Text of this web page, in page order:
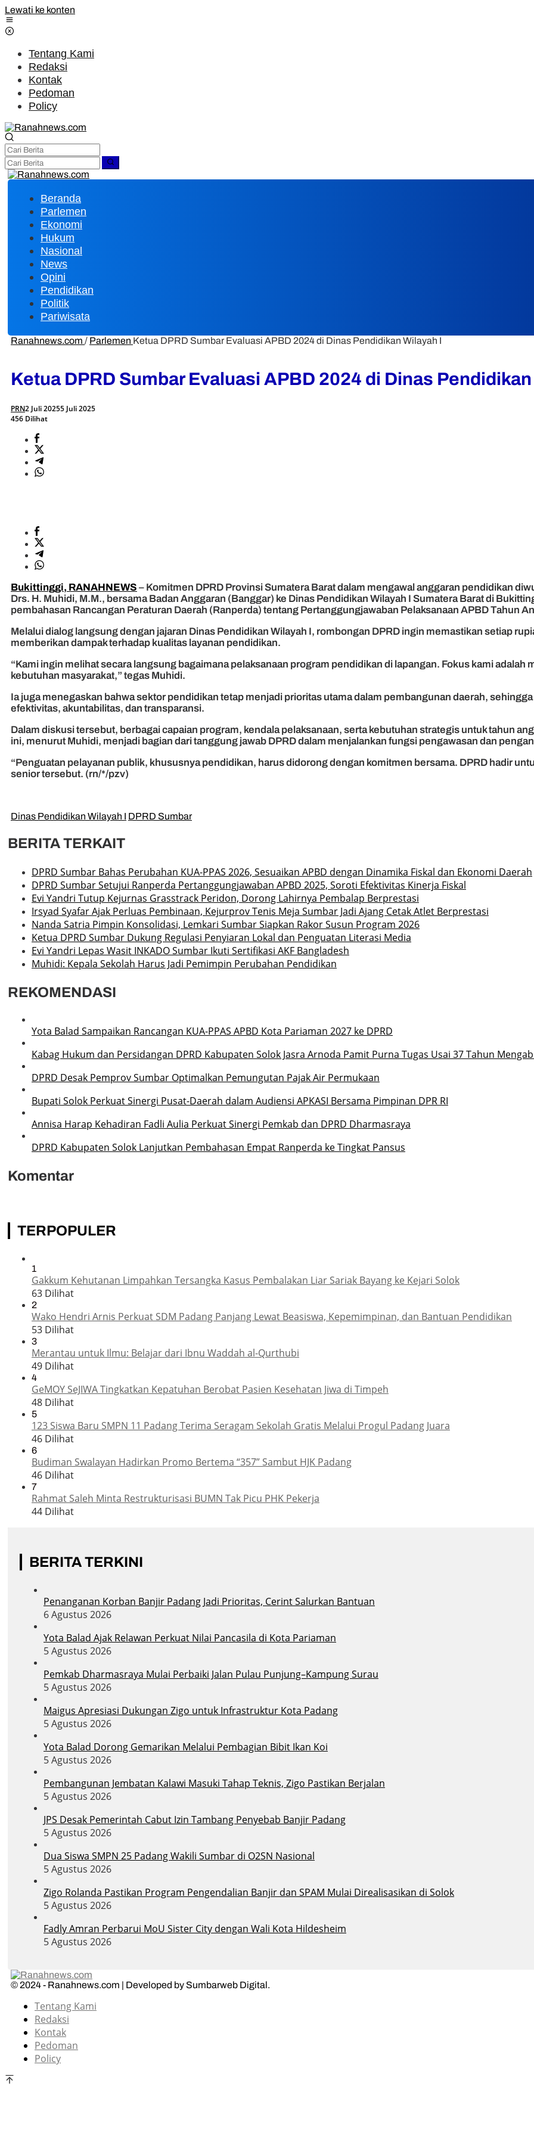
Lewati ke konten
Tentang Kami
Redaksi
Kontak
Pedoman
Policy
Beranda
Parlemen
Ekonomi
Hukum
Nasional
News
Opini
Pendidikan
Politik
Pariwisata
Ranahnews.com / Parlemen Ketua DPRD Sumbar Evaluasi APBD 2024 di Dinas Pendidikan Wilayah I
Ketua DPRD Sumbar Evaluasi APBD 2024 di Dinas
PRN2 Juli 20255 Juli 2025
456 Dilihat
Bukittinggi, RANAHNEWS – Komitmen DPRD Provinsi Sumatera Barat dalam mengawal anggaran pendidikan
Drs. H. Muhidi, M.M., bersama Badan Anggaran (Banggar) ke Dinas Pendidikan Wilayah I Sumatera Barat di
pembahasan Rancangan Peraturan Daerah (Ranperda) tentang Pertanggungjawaban Pelaksanaan APBD Tahun
Melalui dialog langsung dengan jajaran Dinas Pendidikan Wilayah I, rombongan DPRD ingin memastikan setiap
memberikan dampak terhadap kualitas layanan pendidikan.
“Kami ingin melihat secara langsung bagaimana pelaksanaan program pendidikan di lapangan. Fokus kami
kebutuhan masyarakat,” tegas Muhidi.
Ia juga menegaskan bahwa sektor pendidikan tetap menjadi prioritas utama dalam pembangunan daerah,
efektivitas, akuntabilitas, dan transparansi.
Dalam diskusi tersebut, berbagai capaian program, kendala pelaksanaan, serta kebutuhan strategis untuk tahun
ini, menurut Muhidi, menjadi bagian dari tanggung jawab DPRD dalam menjalankan fungsi pengawasan dan
“Penguatan pelayanan publik, khususnya pendidikan, harus didorong dengan komitmen bersama. DPRD hadir
senior tersebut. (rn/*/pzv)
Dinas Pendidikan Wilayah I DPRD Sumbar
BERITA TERKAIT
DPRD Sumbar Bahas Perubahan KUA-PPAS 2026, Sesuaikan APBD dengan Dinamika Fiskal dan Ekonomi Daerah
DPRD Sumbar Setujui Ranperda Pertanggungjawaban APBD 2025, Soroti Efektivitas Kinerja Fiskal
Evi Yandri Tutup Kejurnas Grasstrack Peridon, Dorong Lahirnya Pembalap Berprestasi
Irsyad Syafar Ajak Perluas Pembinaan, Kejurprov Tenis Meja Sumbar Jadi Ajang Cetak Atlet Berprestasi
Nanda Satria Pimpin Konsolidasi, Lemkari Sumbar Siapkan Rakor Susun Program 2026
Ketua DPRD Sumbar Dukung Regulasi Penyiaran Lokal dan Penguatan Literasi Media
Evi Yandri Lepas Wasit INKADO Sumbar Ikuti Sertifikasi AKF Bangladesh
Muhidi: Kepala Sekolah Harus Jadi Pemimpin Perubahan Pendidikan
REKOMENDASI
Yota Balad Sampaikan Rancangan KUA-PPAS APBD Kota Pariaman 2027 ke DPRD
Kabag Hukum dan Persidangan DPRD Kabupaten Solok Jasra Arnoda Pamit Purna Tugas Usai 37 Tahun
DPRD Desak Pemprov Sumbar Optimalkan Pemungutan Pajak Air Permukaan
Bupati Solok Perkuat Sinergi Pusat-Daerah dalam Audiensi APKASI Bersama Pimpinan DPR RI
Annisa Harap Kehadiran Fadli Aulia Perkuat Sinergi Pemkab dan DPRD Dharmasraya
DPRD Kabupaten Solok Lanjutkan Pembahasan Empat Ranperda ke Tingkat Pansus
Komentar
TERPOPULER
1
Gakkum Kehutanan Limpahkan Tersangka Kasus Pembalakan Liar Sariak Bayang ke Kejari Solok
63 Dilihat
2
Wako Hendri Arnis Perkuat SDM Padang Panjang Lewat Beasiswa, Kepemimpinan, dan Bantuan Pendidikan
53 Dilihat
3
Merantau untuk Ilmu: Belajar dari Ibnu Waddah al-Qurthubi
49 Dilihat
4
GeMOY SeJIWA Tingkatkan Kepatuhan Berobat Pasien Kesehatan Jiwa di Timpeh
48 Dilihat
5
123 Siswa Baru SMPN 11 Padang Terima Seragam Sekolah Gratis Melalui Progul Padang Juara
46 Dilihat
6
Budiman Swalayan Hadirkan Promo Bertema “357” Sambut HJK Padang
46 Dilihat
7
Rahmat Saleh Minta Restrukturisasi BUMN Tak Picu PHK Pekerja
44 Dilihat
BERITA TERKINI
Penanganan Korban Banjir Padang Jadi Prioritas, Cerint Salurkan Bantuan
6 Agustus 2026
Yota Balad Ajak Relawan Perkuat Nilai Pancasila di Kota Pariaman
5 Agustus 2026
Pemkab Dharmasraya Mulai Perbaiki Jalan Pulau Punjung–Kampung Surau
5 Agustus 2026
Maigus Apresiasi Dukungan Zigo untuk Infrastruktur Kota Padang
5 Agustus 2026
Yota Balad Dorong Gemarikan Melalui Pembagian Bibit Ikan Koi
5 Agustus 2026
Pembangunan Jembatan Kalawi Masuki Tahap Teknis, Zigo Pastikan Berjalan
5 Agustus 2026
JPS Desak Pemerintah Cabut Izin Tambang Penyebab Banjir Padang
5 Agustus 2026
Dua Siswa SMPN 25 Padang Wakili Sumbar di O2SN Nasional
5 Agustus 2026
Zigo Rolanda Pastikan Program Pengendalian Banjir dan SPAM Mulai Direalisasikan di Solok
5 Agustus 2026
Fadly Amran Perbarui MoU Sister City dengan Wali Kota Hildesheim
5 Agustus 2026
© 2024 - Ranahnews.com | Developed by Sumbarweb Digital.
Tentang Kami
Redaksi
Kontak
Pedoman
Policy